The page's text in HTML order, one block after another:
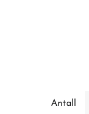
Antall